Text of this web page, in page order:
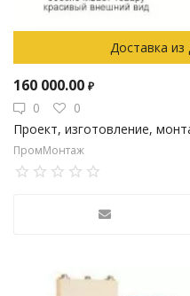
Доставка из
160 000.00 ₽
0
0
Проект, изготовление,
ПромМонтаж